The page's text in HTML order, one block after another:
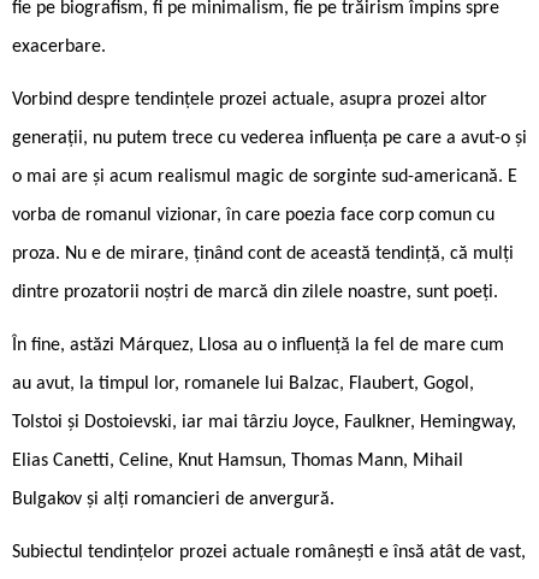
fie pe biografism, fi pe minimalism, fie pe trăirism împins spre
exacerbare.
Vorbind despre tendințele prozei actuale, asupra prozei altor
generații, nu putem trece cu vederea influența pe care a avut-o și
o mai are și acum realismul magic de sorginte sud-americană. E
vorba de romanul vizionar, în care poezia face corp comun cu
proza. Nu e de mirare, ținând cont de această tendință, că mulți
dintre prozatorii noștri de marcă din zilele noastre, sunt poeți.
În fine, astăzi Márquez, Llosa au o influență la fel de mare cum
au avut, la timpul lor, romanele lui Balzac, Flaubert, Gogol,
Tolstoi și Dostoievski, iar mai târziu Joyce, Faulkner, Hemingway,
Elias Canetti, Celine, Knut Hamsun, Thomas Mann, Mihail
Bulgakov și alți romancieri de anvergură.
Subiectul tendințelor prozei actuale românești e însă atât de vast,